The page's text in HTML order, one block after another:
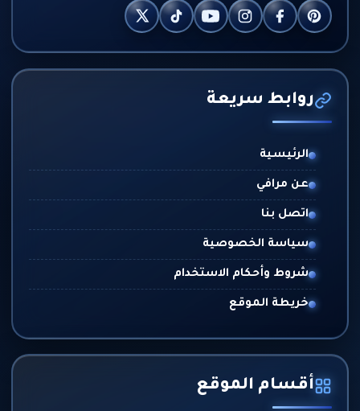
روابط سريعة
الرئيسية
عن مرافي
اتصل بنا
سياسة الخصوصية
شروط وأحكام الاستخدام
خريطة الموقع
أقسام الموقع